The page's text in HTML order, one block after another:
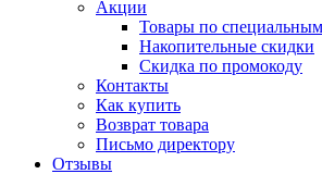
Акции
Товары по
Накопительные скидки
Скидка по промокоду
Контакты
Как купить
Возврат товара
Письмо директору
Отзывы